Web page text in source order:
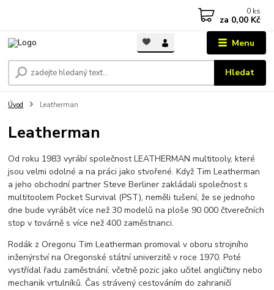
Menu
Hledat
0 ks
za 0,00 Kč
Úvod Leatherman
Leatherman
Od roku 1983 vyrábí společnost LEATHERMAN multitooly, které
jsou velmi odolné a na práci jako stvořené. Když Tim Leatherman
a jeho obchodní partner Steve Berliner zakládali společnost s
multitoolem Pocket Survival (PST), neměli tušení, že se jednoho
dne bude vyrábět více než 30 modelů na ploše 90 000 čtverečních
stop v továrně s více než 400 zaměstnanci.
Rodák z Oregonu Tim Leatherman promoval v oboru strojního
inženýrství na Oregonské státní univerzitě v roce 1970. Poté
vystřídal řadu zaměstnání, včetně pozic jako učitel angličtiny nebo
mechanik vrtulníků. Čas strávený cestováním do zahraničí